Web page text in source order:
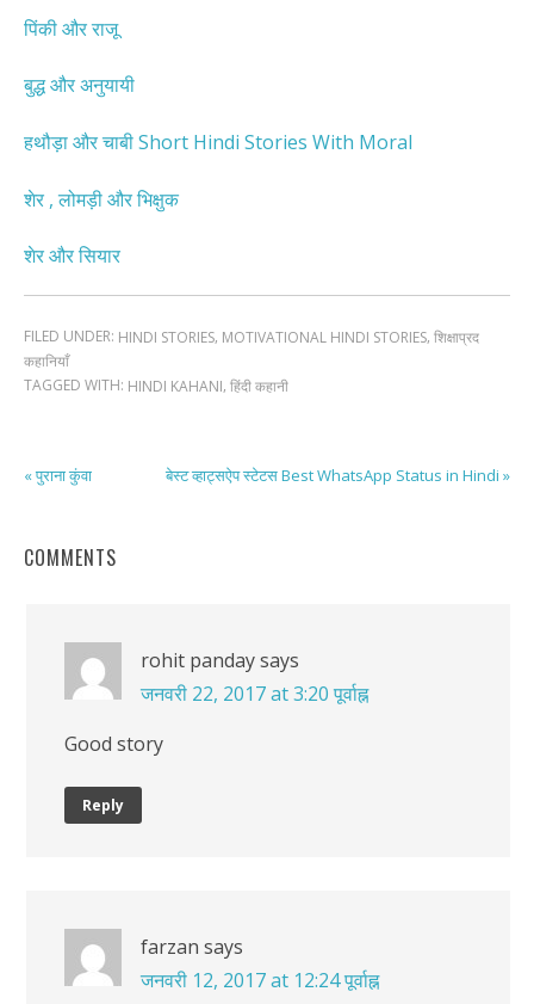
पिंकी और राजू
बुद्ध और अनुयायी
हथौड़ा और चाबी Short Hindi Stories With Moral
शेर , लोमड़ी और भिक्षुक
शेर और सियार
FILED UNDER: HINDI STORIES, MOTIVATIONAL HINDI STORIES, शिक्षाप्रद
कहानियाँ
TAGGED WITH: HINDI KAHANI, हिंदी कहानी
« पुराना कुंवा बेस्ट व्हाट्सऐप स्टेटस Best WhatsApp Status in Hindi »
COMMENTS
rohit pandaysays
जनवरी 22, 2017 at 3:20 पूर्वाह्न
Good story
Reply
farzan says
जनवरी 12, 2017 at 12:24 पूर्वाह्न